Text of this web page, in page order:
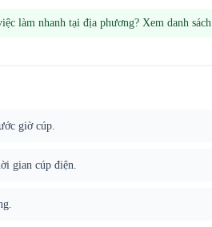
làm nhanh tại địa phương? Xem danh sách
giờ cúp.
gian cúp điện.